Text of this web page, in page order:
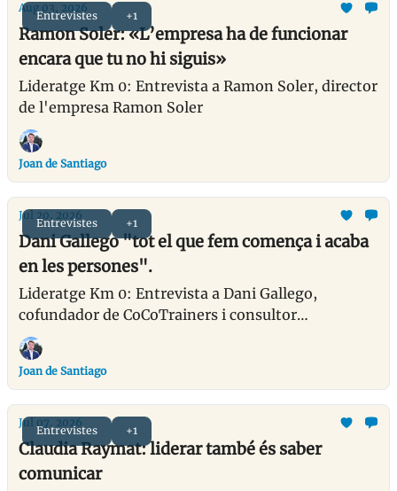
Entrevistes +1
Aug 03, 2026
Ramon Soler: «L’empresa ha de funcionar
encara que tu no hi siguis»
Lideratge Km 0: Entrevista a Ramon Soler, director
de l'empresa Ramon Soler
Joan de Santiago
Entrevistes +1
Jul 20, 2026
Dani Gallego "tot el que fem comença i acaba
en les persones".
Lideratge Km 0: Entrevista a Dani Gallego,
cofundador de CoCoTrainers i consultor
especialitzat en formació empresarial, comunicació
i metodologies d’aprenentatge experiencial.
Joan de Santiago
Entrevistes +1
Jul 07, 2026
Claudia Raymat: liderar també és saber
comunicar